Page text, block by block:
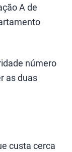
A de
número
as duas
custa cerca